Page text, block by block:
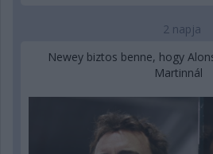
2 napja
Newey biztos benne, hogy
Martinnál